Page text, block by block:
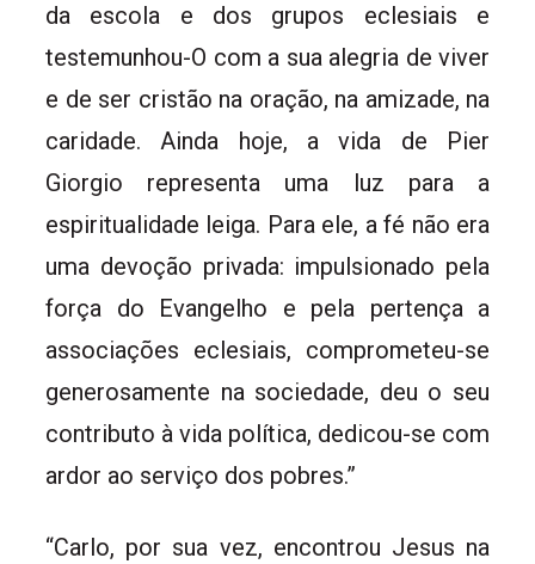
da escola e dos grupos eclesiais e
testemunhou-O com a sua alegria de viver
e de ser cristão na oração, na amizade, na
caridade. Ainda hoje, a vida de Pier
Giorgio representa uma luz para a
espiritualidade leiga. Para ele, a fé não era
uma devoção privada: impulsionado pela
força do Evangelho e pela pertença a
associações eclesiais, comprometeu-se
generosamente na sociedade, deu o seu
contributo à vida política, dedicou-se com
ardor ao serviço dos pobres.”
“Carlo, por sua vez, encontrou Jesus na